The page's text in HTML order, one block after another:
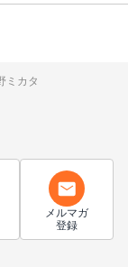
ミカタ
メルマガ
登録